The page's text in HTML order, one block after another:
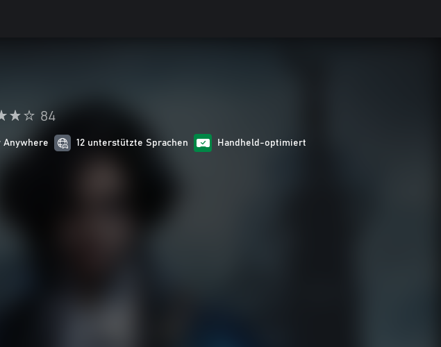
84
Anywhere 12 unterstützte Sprachen Handheld-optimiert